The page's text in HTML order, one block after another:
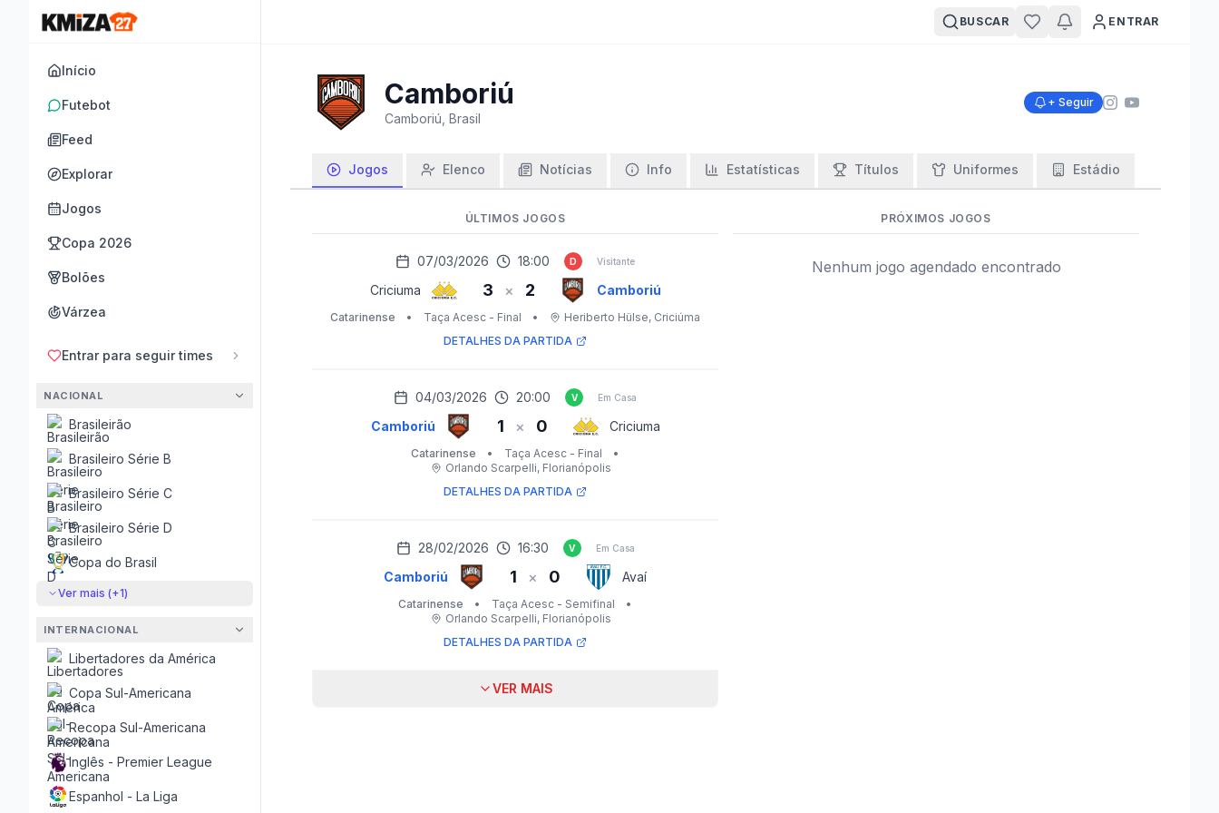
Início
Futebot
Feed
Explorar
Jogos
Copa 2026
Bolões
Várzea
Entrar para seguir times
NACIONAL
Brasileirão
Brasileiro Série B
Brasileiro Série C
Brasileiro Série D
Copa do Brasil
Ver mais (+1)
INTERNACIONAL
Libertadores da América
Copa Sul-Americana
Recopa Sul-Americana
Inglês - Premier League
Espanhol - La Liga
BUSCAR ENTRAR
Camboriú
Camboriú, Brasil
+ Seguir
Jogos Elenco Notícias Info Estatísticas Títulos Uniformes Estádio
ÚLTIMOS JOGOS
07/03/2026 18:00 D Visitante
Criciuma 3 × 2 Camboriú
Catarinense • Taça Acesc - Final • Heriberto Hülse, Criciúma
DETALHES DA PARTIDA
04/03/2026 20:00 V Em Casa
Camboriú 1 × 0 Criciuma
Catarinense • Taça Acesc - Final
•
Orlando Scarpelli, Florianópolis
DETALHES DA PARTIDA
28/02/2026 16:30 V Em Casa
Camboriú 1 × 0 Avaí
Catarinense • Taça Acesc - Semifinal
•
Orlando Scarpelli, Florianópolis
DETALHES DA PARTIDA
VER MAIS
PRÓXIMOS JOGOS
Nenhum jogo agendado encontrado